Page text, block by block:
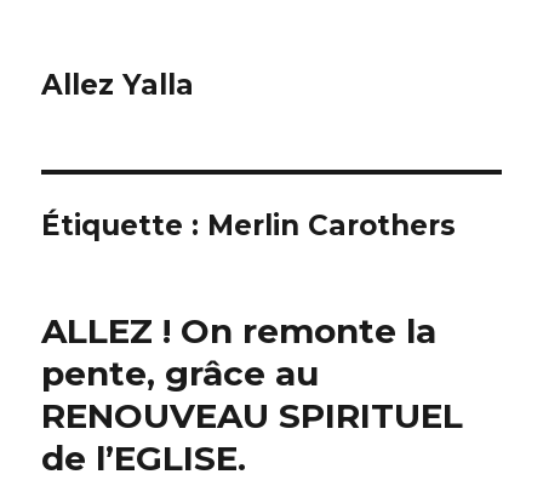
Allez Yalla
Étiquette : Merlin Carothers
ALLEZ ! On remonte la
pente, grâce au
RENOUVEAU SPIRITUEL
de l’EGLISE.